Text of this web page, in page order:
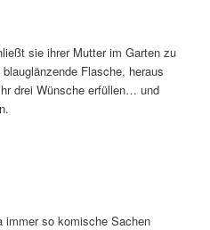
sie ihrer Mutter im Garten zu
Flasche, heraus
drei Wünsche erfüllen… und
immer so komische Sachen